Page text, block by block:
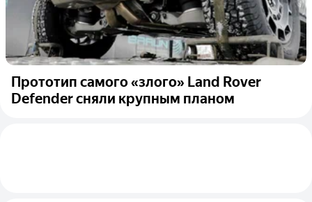
Прототип самого «злого» Land Rover
Defender сняли крупным планом